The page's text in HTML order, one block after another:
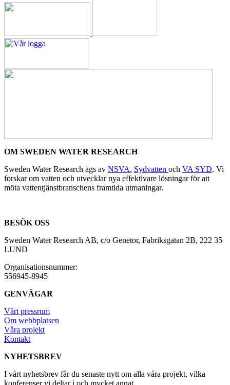
OM SWEDEN WATER RESEARCH
Sweden Water Research ägs av NSVA, Sydvatten och VA SYD. Vi
forskar om vatten och utvecklar nya effektivare lösningar för att
möta vattentjänstbranschens framtida utmaningar.
BESÖK OSS
Sweden Water Research AB, c/o Genetor, Fabriksgatan 2B, 222 35
LUND
Organisationsnummer:
556945-8945
GENVÄGAR
Vårt pressrum
Om webbplatsen
Våra projekt
Kontakt
NYHETSBREV
I vårt nyhetsbrev får du senaste nytt om alla våra projekt, vilka
konferenser vi deltar i och mycket annat.